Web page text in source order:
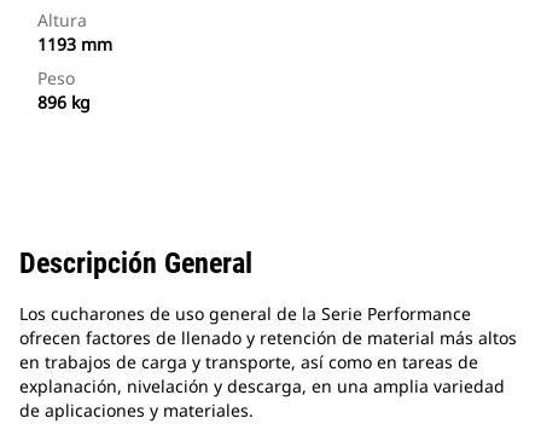
Altura
1193 mm
Peso
896 kg
Descripción General
Los cucharones de uso general de la Serie Performance
ofrecen factores de llenado y retención de material más altos
en trabajos de carga y transporte, así como en tareas de
explanación, nivelación y descarga, en una amplia variedad
de aplicaciones y materiales.